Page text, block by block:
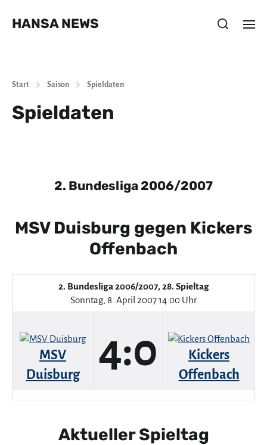
HANSA NEWS
Start Saison Spieldaten
Spieldaten
2. Bundesliga 2006/2007
MSV Duisburg gegen Kickers
Offenbach
2. Bundesliga 2006/2007, 28. Spieltag
Sonntag, 8. April 2007 14:00 Uhr
MSV
Duisburg
4:0
Kickers
Offenbach
Aktueller Spieltag